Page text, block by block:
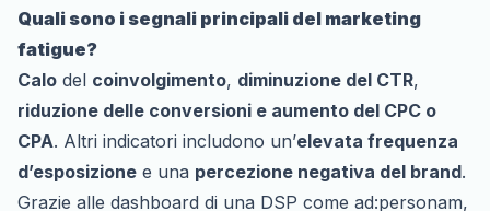
Quali sono i segnali principali del marketing
fatigue?
Calo del coinvolgimento, diminuzione del CTR,
riduzione delle conversioni e aumento del CPC o
CPA. Altri indicatori includono un’elevata frequenza
d’esposizione e una percezione negativa del brand.
Grazie alle dashboard di una DSP come ad:personam,